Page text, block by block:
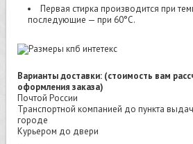
Первая стирка производится при
последующие — при 60°C.
Варианты доставки: (стоимость вам
оформления заказа)
Почтой России
Транспортной компанией до пункта
городе
Курьером до двери